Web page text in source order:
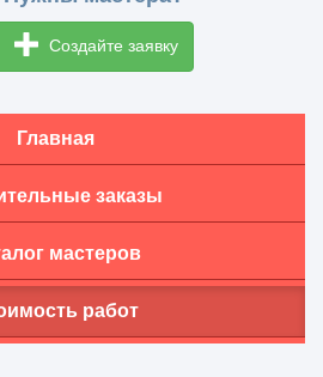
Создайте заявку
Главная
заказы
мастеров
работ